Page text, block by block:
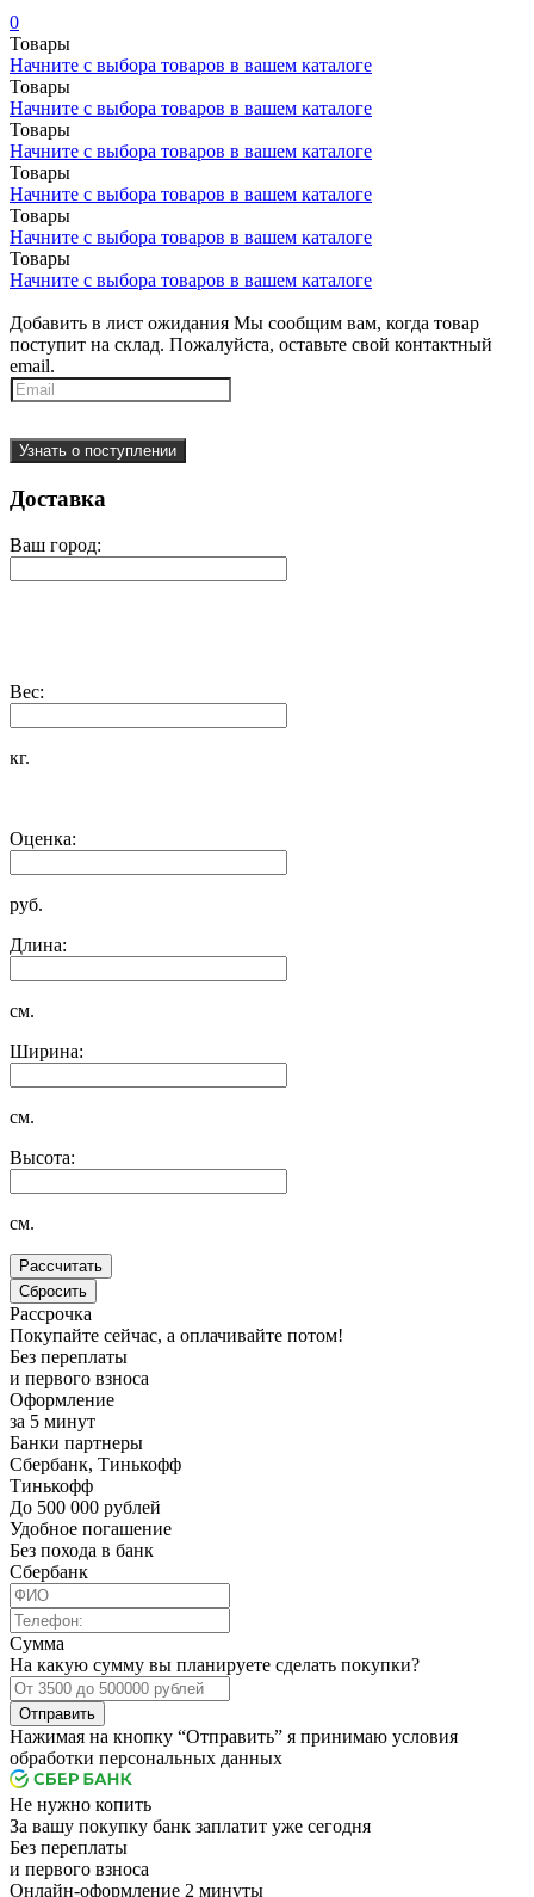
0
Товары
Начните с выбора товаров в вашем каталоге
Товары
Начните с выбора товаров в вашем каталоге
Товары
Начните с выбора товаров в вашем каталоге
Товары
Начните с выбора товаров в вашем каталоге
Товары
Начните с выбора товаров в вашем каталоге
Товары
Начните с выбора товаров в вашем каталоге
Добавить в лист ожидания Мы сообщим вам, когда товар
поступит на склад. Пожалуйста, оставьте свой контактный
email.
Узнать о поступлении
Доставка
Ваш город:
Вес:
кг.
Оценка:
руб.
Длина:
см.
Ширина:
см.
Высота:
см.
Рассрочка
Покупайте сейчас, а оплачивайте потом!
Без переплаты
и первого взноса
Оформление
за 5 минут
Банки партнеры
Сбербанк, Тинькофф
Тинькофф
До 500 000 рублей
Удобное погашение
Без похода в банк
Сбербанк
Сумма
На какую сумму вы планируете сделать покупки?
Отправить
Нажимая на кнопку “Отправить” я принимаю условия
обработки персональных данных
Не нужно копить
За вашу покупку банк заплатит уже сегодня
Без переплаты
и первого взноса
Онлайн-оформление 2 минуты